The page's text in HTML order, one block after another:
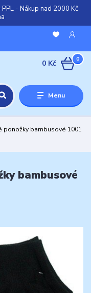
- Nákup nad 2000 Kč
Menu
0
0 Kč
ponožky bambusové 1001
bambusové